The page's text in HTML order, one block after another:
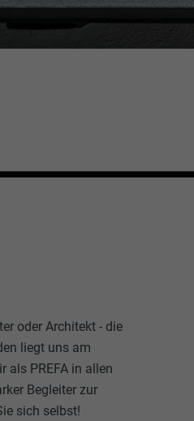
oder Architekt - die
liegt uns am
als PREFA in allen
Begleiter zur
sich selbst!